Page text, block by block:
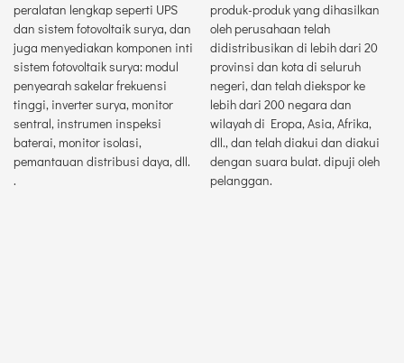
peralatan lengkap seperti UPS
dan sistem fotovoltaik surya, dan
juga menyediakan komponen inti
sistem fotovoltaik surya: modul
penyearah sakelar frekuensi
tinggi, inverter surya, monitor
sentral, instrumen inspeksi
baterai, monitor isolasi,
pemantauan distribusi daya, dll.
.
produk-produk yang dihasilkan
oleh perusahaan telah
didistribusikan di lebih dari 20
provinsi dan kota di seluruh
negeri, dan telah diekspor ke
lebih dari 200 negara dan
wilayah di Eropa, Asia, Afrika,
dll., dan telah diakui dan diakui
dengan suara bulat. dipuji oleh
pelanggan.